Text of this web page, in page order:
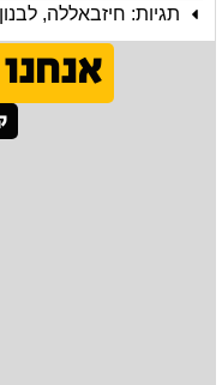
תגיות: חיזבאללה, לבנון